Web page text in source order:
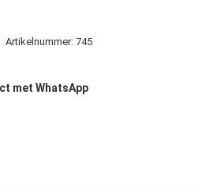
Artikelnummer: 745
met WhatsApp